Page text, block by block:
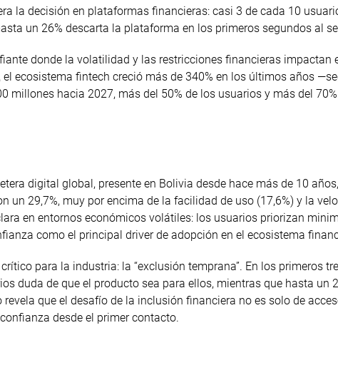
la decisión en plataformas financieras: casi 3 de cada 10
un 26% descarta la plataforma en los primeros segundos al
donde la volatilidad y las restricciones financieras impactan
ecosistema fintech creció más de 340% en los últimos años
millones hacia 2027, más del 50% de los usuarios y más del
digital global, presente en Bolivia desde hace más de 10
un 29,7%, muy por encima de la facilidad de uso (17,6%) y la
en entornos económicos volátiles: los usuarios priorizan
como el principal driver de adopción en el ecosistema
para la industria: la “exclusión temprana”. En los primeros
duda de que el producto sea para ellos, mientras que hasta un
que el desafío de la inclusión financiera no es solo de
desde el primer contacto.